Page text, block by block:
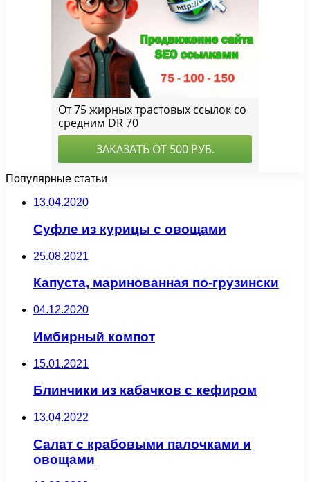
Популярные статьи
13.04.2020
Суфле из курицы с овощами
25.08.2021
Капуста, маринованная по-грузински
04.12.2020
Имбирный компот
15.01.2021
Блинчики из кабачков с кефиром
13.04.2022
Салат с крабовыми палочками и
овощами